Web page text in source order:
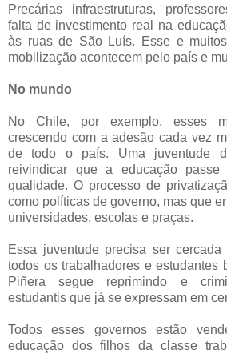
Precárias infraestruturas,
falta de investimento real na
às ruas de São Luís. Esse e
mobilização acontecem pelo país e
No mundo
No Chile, por exemplo, esses
crescendo com a adesão cada vez
de todo o país. Uma juventude
reivindicar que a educação
qualidade. O processo de
como políticas de governo, mas que
universidades, escolas e praças.
Essa juventude precisa ser
todos os trabalhadores e estudantes
Piñera segue reprimindo e
estudantis que já se expressam em
Todos esses governos estão
educação dos filhos da classe